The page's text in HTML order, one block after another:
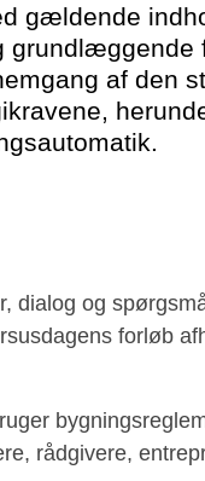
gældende
grundlæggende
af den
dialog og
forløb
rådgivere,